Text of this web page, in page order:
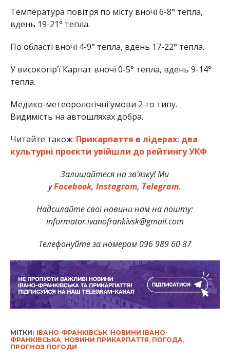
Температура повітря по місту вночі 6-8° тепла,
вдень 19-21° тепла.
По області вночі 4-9° тепла, вдень 17-22° тепла.
У високогір’ї Карпат вночі 0-5° тепла, вдень 9-14°
тепла.
Медико-метеорологічні умови 2-го типу.
Видимість на автошляхах добра.
Читайте також: Прикарпаття в лідерах: два
культурні проєкти увійшли до рейтингу УКФ
Залишайтеся на зв’язку! Ми
уFacebook, Instagram, Telegram.
Надсилайте свої новини нам на пошту:
informator.ivanofrankivsk@gmail.com
Телефонуйте за номером 096 989 60 87
МІТКИ: ІВАНО-ФРАНКІВСЬК, НОВИНИ ІВАНО-
ФРАНКІВСЬКА, НОВИНИ ПРИКАРПАТТЯ, ПОГОДА,
ПРОГНОЗ ПОГОДИ